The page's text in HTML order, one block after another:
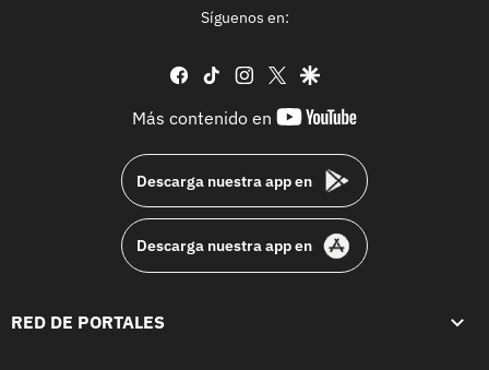
Síguenos en:
facebook
tiktok instagram
twittergoogle
Más contenido en
youtube-
Descarga nuestra app en
Descarga nuestra app en
RED DE PORTALES